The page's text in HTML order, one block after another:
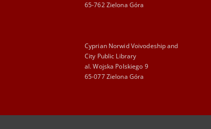
65-762 Zielona Góra
Cyprian Norwid Voivodeship and
City Public Library
al. Wojska Polskiego 9
65-077 Zielona Góra